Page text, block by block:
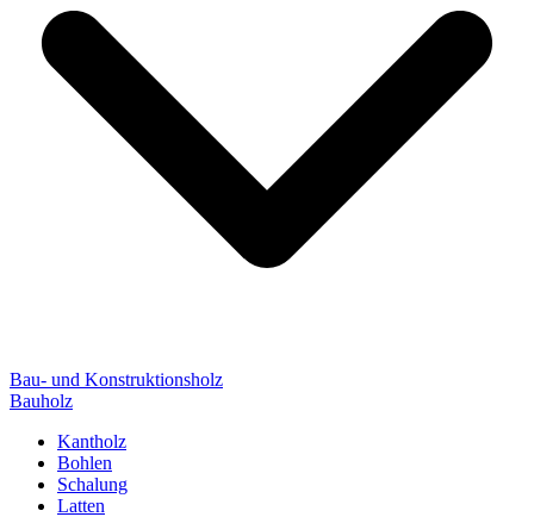
Bau- und Konstruktionsholz
Bauholz
Kantholz
Bohlen
Schalung
Latten